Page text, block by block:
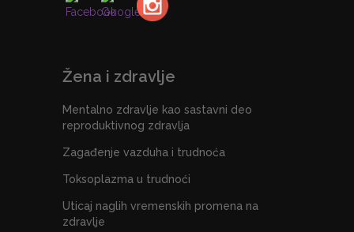
Žena i zdravlje
Mentalno zdravlje kao sastavni deo
reproduktivnog zdravlja
Zagađenje vazduha i trudnoća
Toksoplazma u trudnoći
Uticaj naglih vremenskih promena na
zdravlje